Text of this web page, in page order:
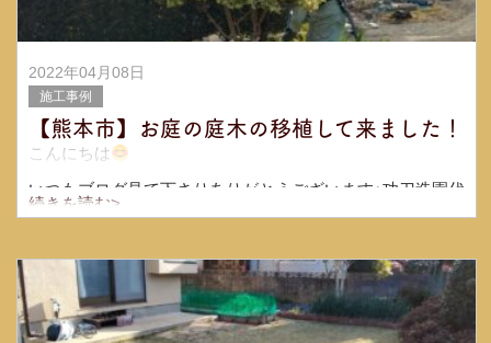
2022年04月08日
施工事例
【熊本市】お庭の庭木の移植して来ました！
こんにちは
いつもブログ見て下さりありがとうございます♪功刀造園代
表の功刀です
庭木を移植しました！
続きを読む>